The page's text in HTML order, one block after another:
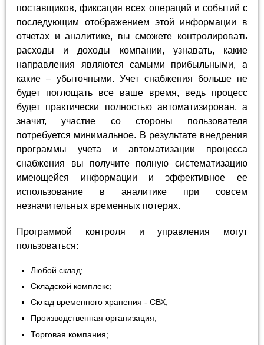
поставщиков, фиксация всех операций и событий с
последующим отображением этой информации в
отчетах и аналитике, вы сможете контролировать
расходы и доходы компании, узнавать, какие
направления являются самыми прибыльными, а
какие – убыточными. Учет снабжения больше не
будет поглощать все ваше время, ведь процесс
будет практически полностью автоматизирован, а
значит, участие со стороны пользователя
потребуется минимальное. В результате внедрения
программы учета и автоматизации процесса
снабжения вы получите полную систематизацию
имеющейся информации и эффективное ее
использование в аналитике при совсем
незначительных временных потерях.
Программой контроля и управления могут
пользоваться:
Любой склад;
Складской комплекс;
Склад временного хранения - СВХ;
Производственная организация;
Торговая компания;